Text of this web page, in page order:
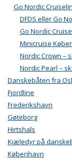
Go Nordic
DFDS eller Go
Go Nordic
Minicruise
Nordic Crown –
Nordic Pearl –
Danskebåten fra
Fjordline
Frederikshavn
Gøteborg
Hirtshals
Kjæledyr på
København